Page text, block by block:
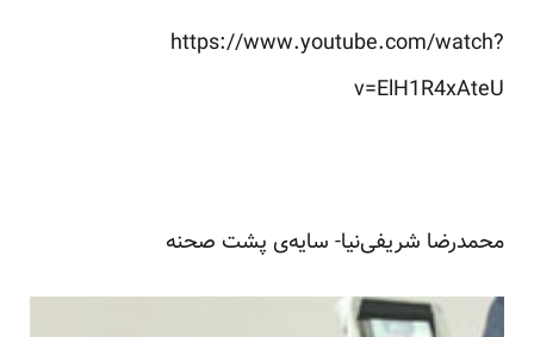
https://www.youtube.com/watch?
v=ElH1R4xAteU
محمدرضا شریفی‌نیا- سایه‌ی پشت صحنه